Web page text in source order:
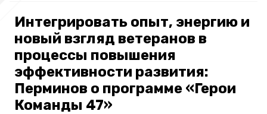
Интегрировать опыт, энергию и
новый взгляд ветеранов в
процессы повышения
эффективности развития:
Перминов о программе «Герои
Команды 47»